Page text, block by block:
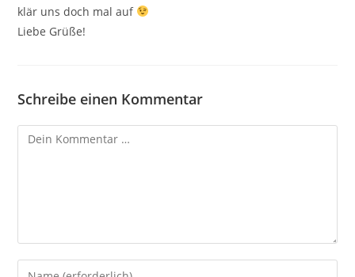
klär uns doch mal auf
Liebe Grüße!
Schreibe einen Kommentar
Kommentar
Gib